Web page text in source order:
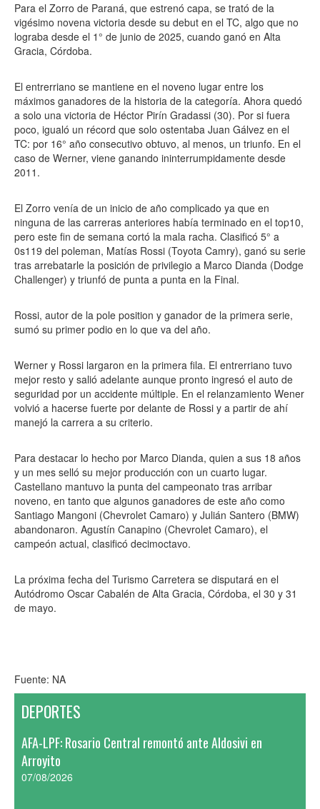
Para el Zorro de Paraná, que estrenó capa, se trató de la
vigésimo novena victoria desde su debut en el TC, algo que no
lograba desde el 1° de junio de 2025, cuando ganó en Alta
Gracia, Córdoba.
El entrerriano se mantiene en el noveno lugar entre los
máximos ganadores de la historia de la categoría. Ahora quedó
a solo una victoria de Héctor Pirín Gradassi (30). Por si fuera
poco, igualó un récord que solo ostentaba Juan Gálvez en el
TC: por 16° año consecutivo obtuvo, al menos, un triunfo. En el
caso de Werner, viene ganando ininterrumpidamente desde
2011.
El Zorro venía de un inicio de año complicado ya que en
ninguna de las carreras anteriores había terminado en el top10,
pero este fin de semana cortó la mala racha. Clasificó 5° a
0s119 del poleman, Matías Rossi (Toyota Camry), ganó su serie
tras arrebatarle la posición de privilegio a Marco Dianda (Dodge
Challenger) y triunfó de punta a punta en la Final.
Rossi, autor de la pole position y ganador de la primera serie,
sumó su primer podio en lo que va del año.
Werner y Rossi largaron en la primera fila. El entrerriano tuvo
mejor resto y salió adelante aunque pronto ingresó el auto de
seguridad por un accidente múltiple. En el relanzamiento Wener
volvió a hacerse fuerte por delante de Rossi y a partir de ahí
manejó la carrera a su criterio.
Para destacar lo hecho por Marco Dianda, quien a sus 18 años
y un mes selló su mejor producción con un cuarto lugar.
Castellano mantuvo la punta del campeonato tras arribar
noveno, en tanto que algunos ganadores de este año como
Santiago Mangoni (Chevrolet Camaro) y Julián Santero (BMW)
abandonaron. Agustín Canapino (Chevrolet Camaro), el
campeón actual, clasificó decimoctavo.
La próxima fecha del Turismo Carretera se disputará en el
Autódromo Oscar Cabalén de Alta Gracia, Córdoba, el 30 y 31
de mayo.
Fuente: NA
DEPORTES
AFA-LPF: Rosario Central remontó ante Aldosivi en
Arroyito
07/08/2026